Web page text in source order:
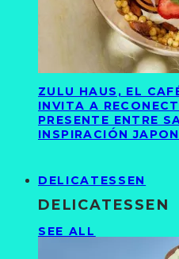
ZULU HAUS, EL
INVITA A
PRESENTE ENTRE
INSPIRACIÓN
DELICATESSEN
DELICATESSEN
SEE ALL